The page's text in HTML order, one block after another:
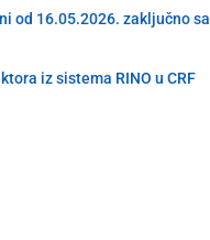
od 16.05.2026. zaključno sa
iz sistema RINO u CRF